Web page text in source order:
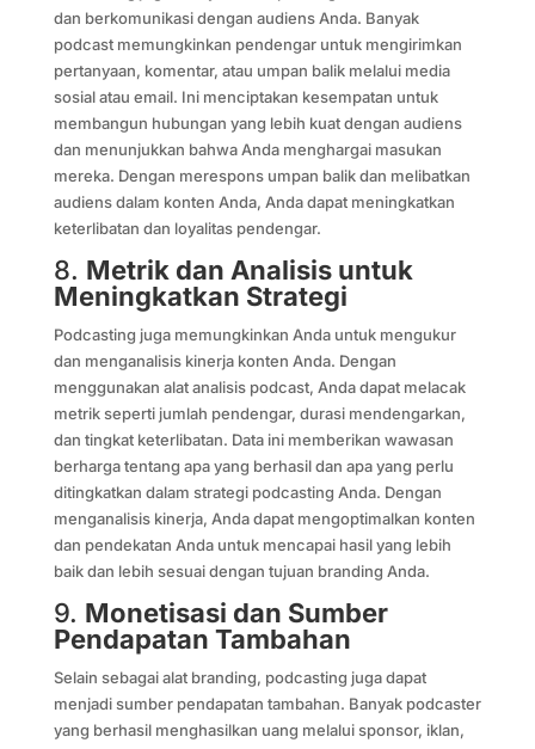
dan berkomunikasi dengan audiens Anda. Banyak
podcast memungkinkan pendengar untuk mengirimkan
pertanyaan, komentar, atau umpan balik melalui media
sosial atau email. Ini menciptakan kesempatan untuk
membangun hubungan yang lebih kuat dengan audiens
dan menunjukkan bahwa Anda menghargai masukan
mereka. Dengan merespons umpan balik dan melibatkan
audiens dalam konten Anda, Anda dapat meningkatkan
keterlibatan dan loyalitas pendengar.
8. Metrik dan Analisis untuk
Meningkatkan Strategi
Podcasting juga memungkinkan Anda untuk mengukur
dan menganalisis kinerja konten Anda. Dengan
menggunakan alat analisis podcast, Anda dapat melacak
metrik seperti jumlah pendengar, durasi mendengarkan,
dan tingkat keterlibatan. Data ini memberikan wawasan
berharga tentang apa yang berhasil dan apa yang perlu
ditingkatkan dalam strategi podcasting Anda. Dengan
menganalisis kinerja, Anda dapat mengoptimalkan konten
dan pendekatan Anda untuk mencapai hasil yang lebih
baik dan lebih sesuai dengan tujuan branding Anda.
9. Monetisasi dan Sumber
Pendapatan Tambahan
Selain sebagai alat branding, podcasting juga dapat
menjadi sumber pendapatan tambahan. Banyak podcaster
yang berhasil menghasilkan uang melalui sponsor, iklan,